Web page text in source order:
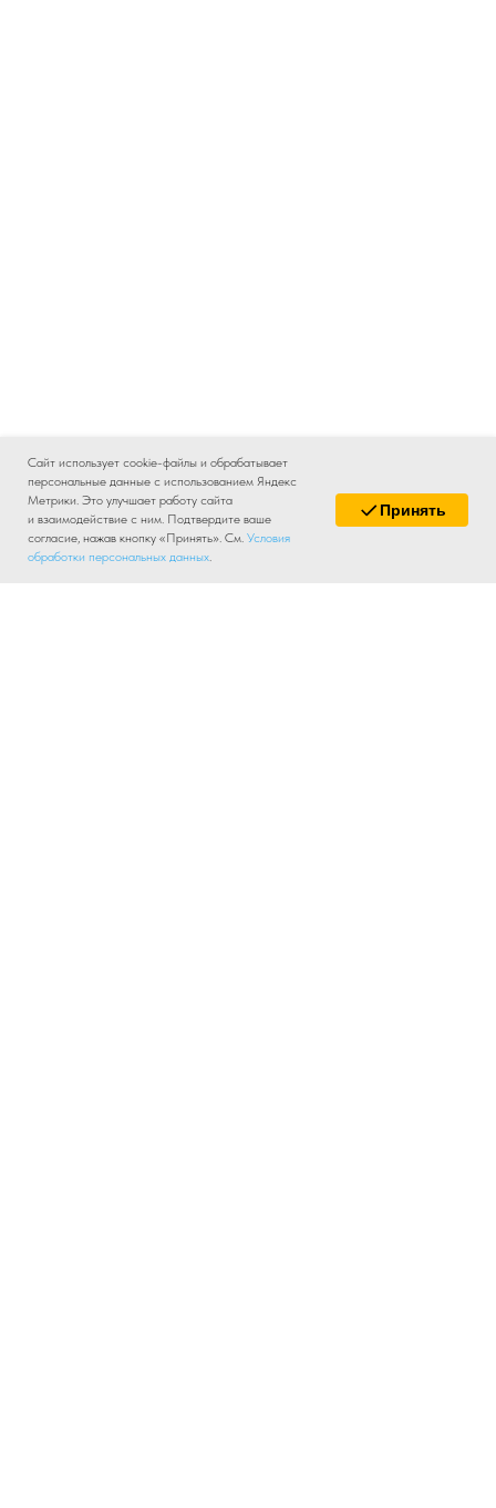
Сайт использует cookie-файлы и обрабатывает
персональные данные с использованием Яндекс
Метрики. Это улучшает работу сайта
и взаимодействие с ним. Подтвердите ваше
согласие, нажав кнопку «Принять». См. Условия
обработки персональных данных.
Принять